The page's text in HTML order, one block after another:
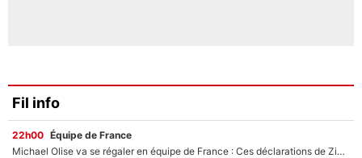
Fil info
22h00 Équipe de France
Michael Olise va se régaler en équipe de France : Ces déclarations de Zinedine Zidane qui prouvent qu'il va tout miser sur la star du Bayern Munich !